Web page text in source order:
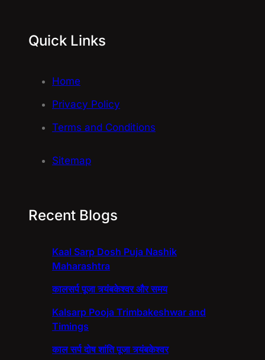
Quick Links
Home
Privacy Policy
Terms and Conditions
Sitemap
Recent Blogs
Kaal Sarp Dosh Puja Nashik
Maharashtra
कालसर्प पूजा त्र्यंबकेश्वर और समय
Kalsarp Pooja Trimbakeshwar and
Timings
काल सर्प दोष शांति पूजा त्र्यंबकेश्वर